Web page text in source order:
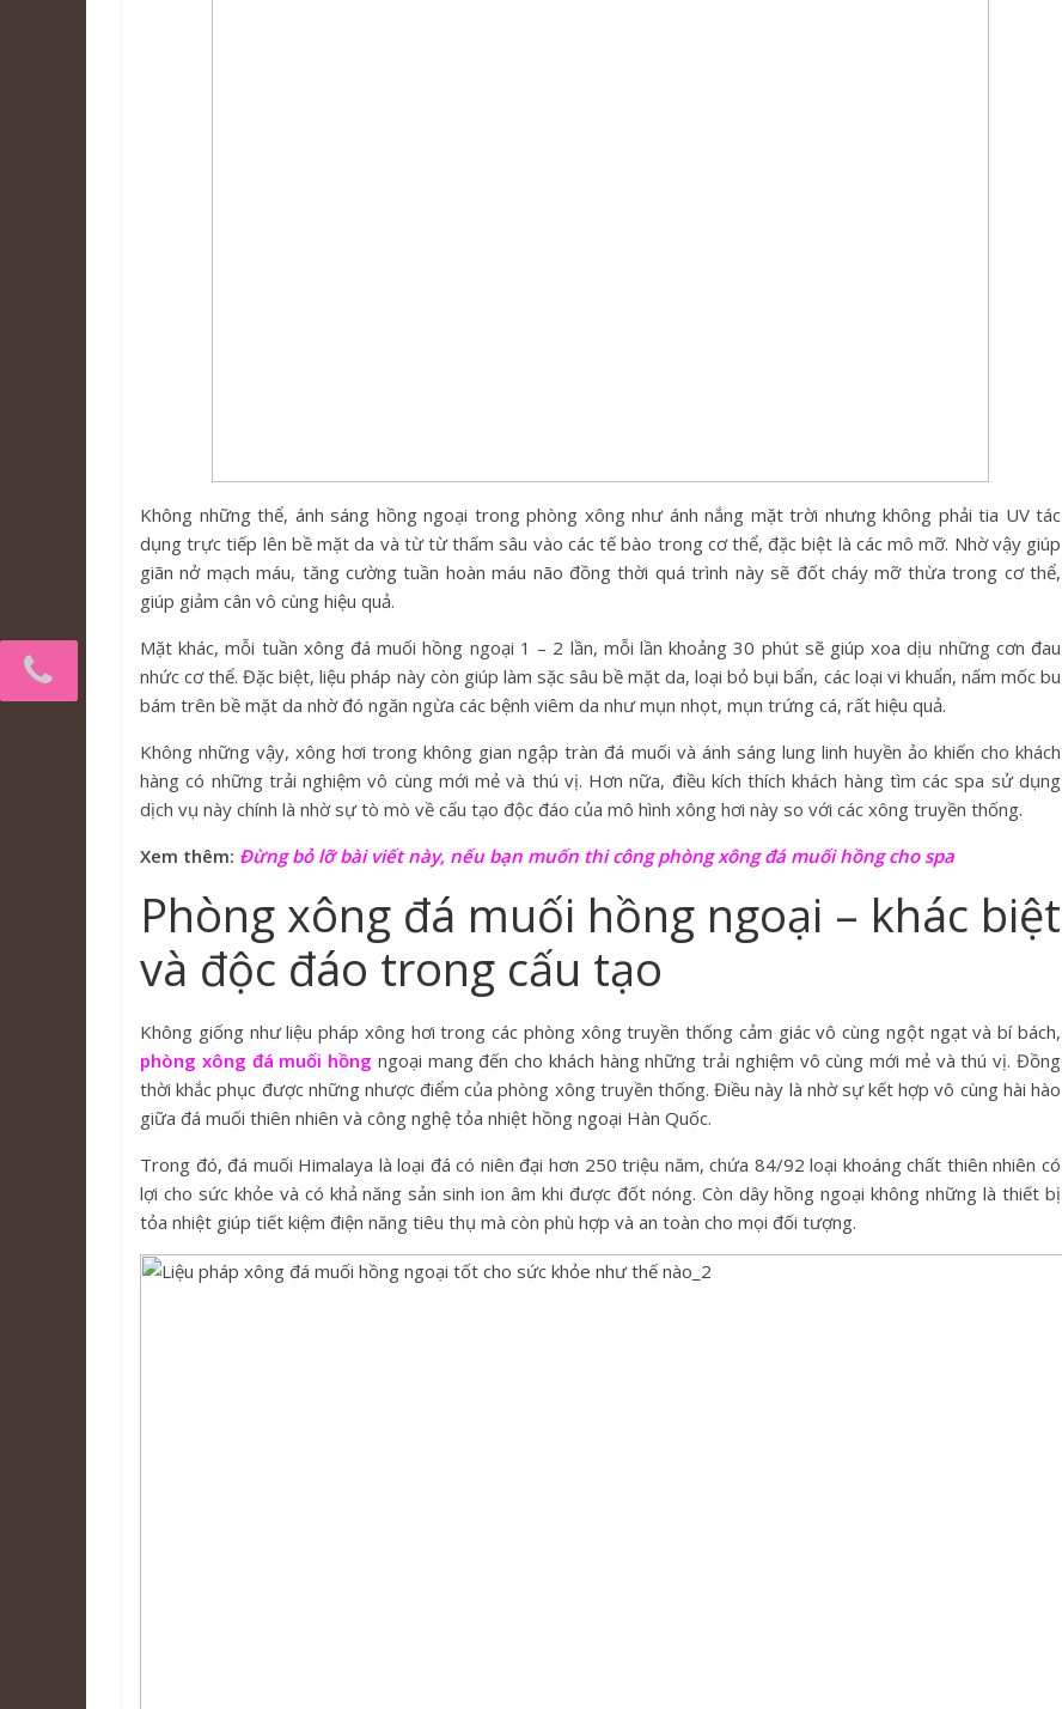
Không những thể, ánh sáng hồng ngoại trong phòng xông như ánh nắng mặt trời nhưng không phải tia UV tác
dụng trực tiếp lên bề mặt da và từ từ thấm sâu vào các tế bào trong cơ thể, đặc biệt là các mô mỡ. Nhờ vậy giúp
giãn nở mạch máu, tăng cường tuần hoàn máu não đồng thời quá trình này sẽ đốt cháy mỡ thừa trong cơ thể,
giúp giảm cân vô cùng hiệu quả.
Mặt khác, mỗi tuần xông đá muối hồng ngoại 1 – 2 lần, mỗi lần khoảng 30 phút sẽ giúp xoa dịu những cơn đau
nhức cơ thể. Đặc biệt, liệu pháp này còn giúp làm sặc sâu bề mặt da, loại bỏ bụi bẩn, các loại vi khuẩn, nấm mốc bu
bám trên bề mặt da nhờ đó ngăn ngừa các bệnh viêm da như mụn nhọt, mụn trứng cá, rất hiệu quả.
Không những vậy, xông hơi trong không gian ngập tràn đá muối và ánh sáng lung linh huyền ảo khiến cho khách
hàng có những trải nghiệm vô cùng mới mẻ và thú vị. Hơn nữa, điều kích thích khách hàng tìm các spa sử dụng
dịch vụ này chính là nhờ sự tò mò về cấu tạo độc đáo của mô hình xông hơi này so với các xông truyền thống.
Xem thêm: Đừng bỏ lỡ bài viết này, nếu bạn muốn thi công phòng xông đá muối hồng cho spa
Phòng xông đá muối hồng ngoại – khác biệt
và độc đáo trong cấu tạo
Không giống như liệu pháp xông hơi trong các phòng xông truyền thống cảm giác vô cùng ngột ngạt và bí bách,
phòng xông đá muối hồng ngoại mang đến cho khách hàng những trải nghiệm vô cùng mới mẻ và thú vị. Đồng
thời khắc phục được những nhược điểm của phòng xông truyền thống. Điều này là nhờ sự kết hợp vô cùng hài hào
giữa đá muối thiên nhiên và công nghệ tỏa nhiệt hồng ngoại Hàn Quốc.
Trong đó, đá muối Himalaya là loại đá có niên đại hơn 250 triệu năm, chứa 84/92 loại khoáng chất thiên nhiên có
lợi cho sức khỏe và có khả năng sản sinh ion âm khi được đốt nóng. Còn dây hồng ngoại không những là thiết bị
tỏa nhiệt giúp tiết kiệm điện năng tiêu thụ mà còn phù hợp và an toàn cho mọi đối tượng.